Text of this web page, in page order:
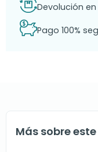
Devolución
Pago 100%
Más sobre